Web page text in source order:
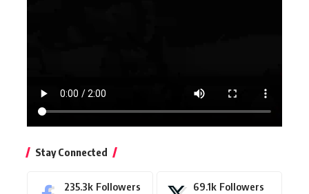
Stay Connected
235.3k Followers 69.1k Followers